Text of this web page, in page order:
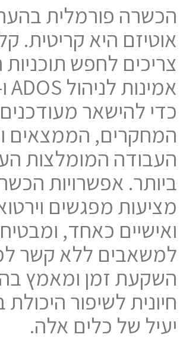
הכשרה פורמלית
אוטיזם היא קריטית.
צריכים לחפש
כדי להישאר
המחקרים, הממצאים
העבודה המומלצות
ביותר. אפשרויות
מציעות מפגשים
ואישיים כאחד,
למשאבים ללא קשר
השקעת זמן ומאמץ
חיונית לשיפור היכולת
יעיל של כלים אלה.